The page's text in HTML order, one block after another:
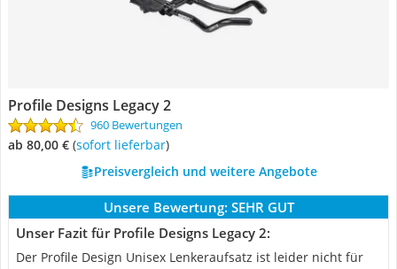
Profile Designs Legacy 2
960 Bewertungen
ab 80,00 € ( Sofort lieferbar)
Preisvergleich und weitere Angebote
Unsere Bewertung: SEHR GUT
Unser Fazit für Profile Designs Legacy 2:
Der Profile Design Unisex Lenkeraufsatz ist leider nicht für